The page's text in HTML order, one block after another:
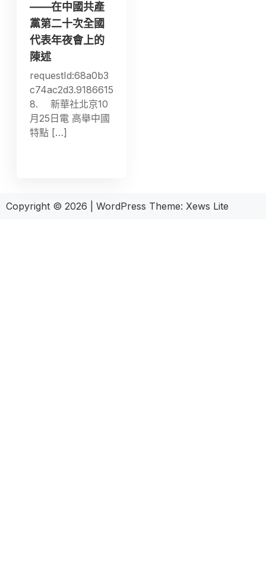
——在中國共產
黨第二十次全國
代表年夜會上的
陳述
requestId:68a0b3
c74ac2d3.9186615
8. 新華社北京10
月25日電 高舉中國
特點 […]
Copyright © 2026 WordPress Theme: Xews Lite